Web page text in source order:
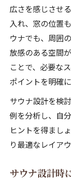
広さを感じさせ
入れ、窓の位置
ウナでも、周囲
放感のある空間
ことで、必要な
ポイントを明確に
サウナ設計を検
例を分析し、自
ヒントを得まし
り最適なレイア
サウナ設計時